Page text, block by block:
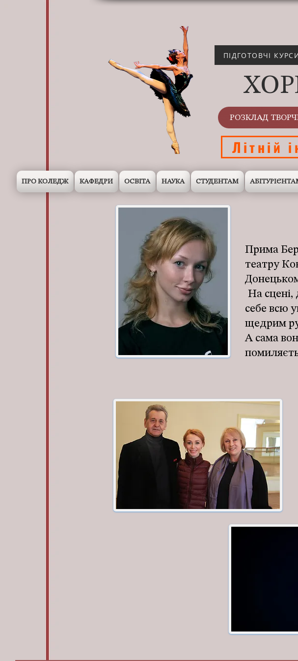
ПІДГОТОВЧІ
РОЗКЛАД
Літній
ПРО КОЛЕДЖ КАФЕДРИ ОСВІТА НАУКА СТУДЕНТАМ
Прима
театру
На сцені,
себе всю
щедрим
А сама